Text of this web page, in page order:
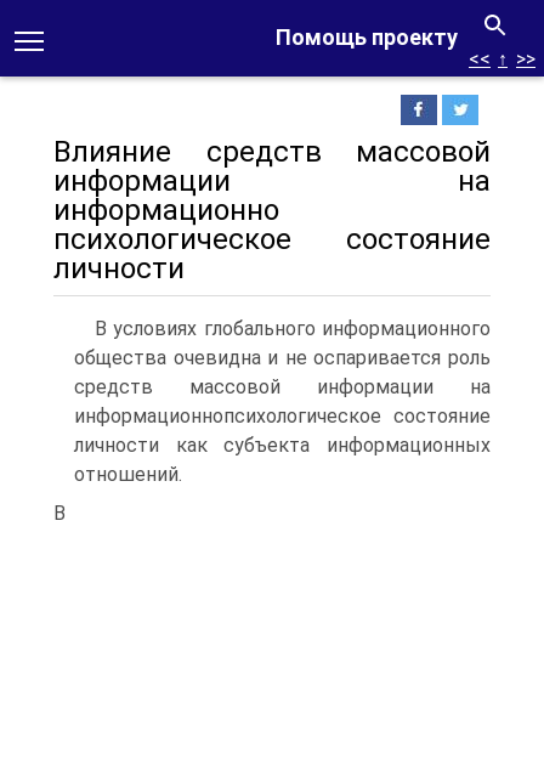
Помощь проекту
<< ↑ >>
Влияние средств массовой
информации на
информационно
психологическое состояние
личности
В условиях глобального информационного
общества очевидна и не оспаривается роль
средств массовой информации на
информационнопсихологическое состояние
личности как субъекта информационных
отношений.
В